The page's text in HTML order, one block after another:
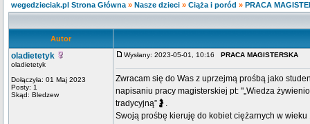
wegedzieciak.pl Strona Główna » Nasze dzieci » Ciąża i poród » PRACA
Autor
oladietetyk
oladietetyk
Dołączyła: 01 Maj 2023
Posty: 1
Skąd: Bledzew
Wysłany: 2023-05-01, 10:16 PRACA MAGISTERSKA
Zwracam się do Was z uprzejmą prośbą jako
napisaniu pracy magisterskiej pt: "„Wiedza
tradycyjną”🤰.
Swoją prośbę kieruję do kobiet ciężarnych w wieku